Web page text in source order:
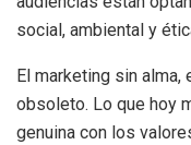
social, ambiental y
El marketing sin
obsoleto. Lo que hoy
genuina con los